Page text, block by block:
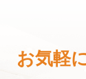
お気軽